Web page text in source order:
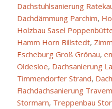
Dachstuhlsanierung
Dachdämmung Parchim,
Holzbau Sasel
Hamm Horn Billstedt,
Escheburg Groß Grönau,
Oldesloe, Dachsanierung
Timmendorfer Strand,
Flachdachsanierung
Stormarn, Treppenbau